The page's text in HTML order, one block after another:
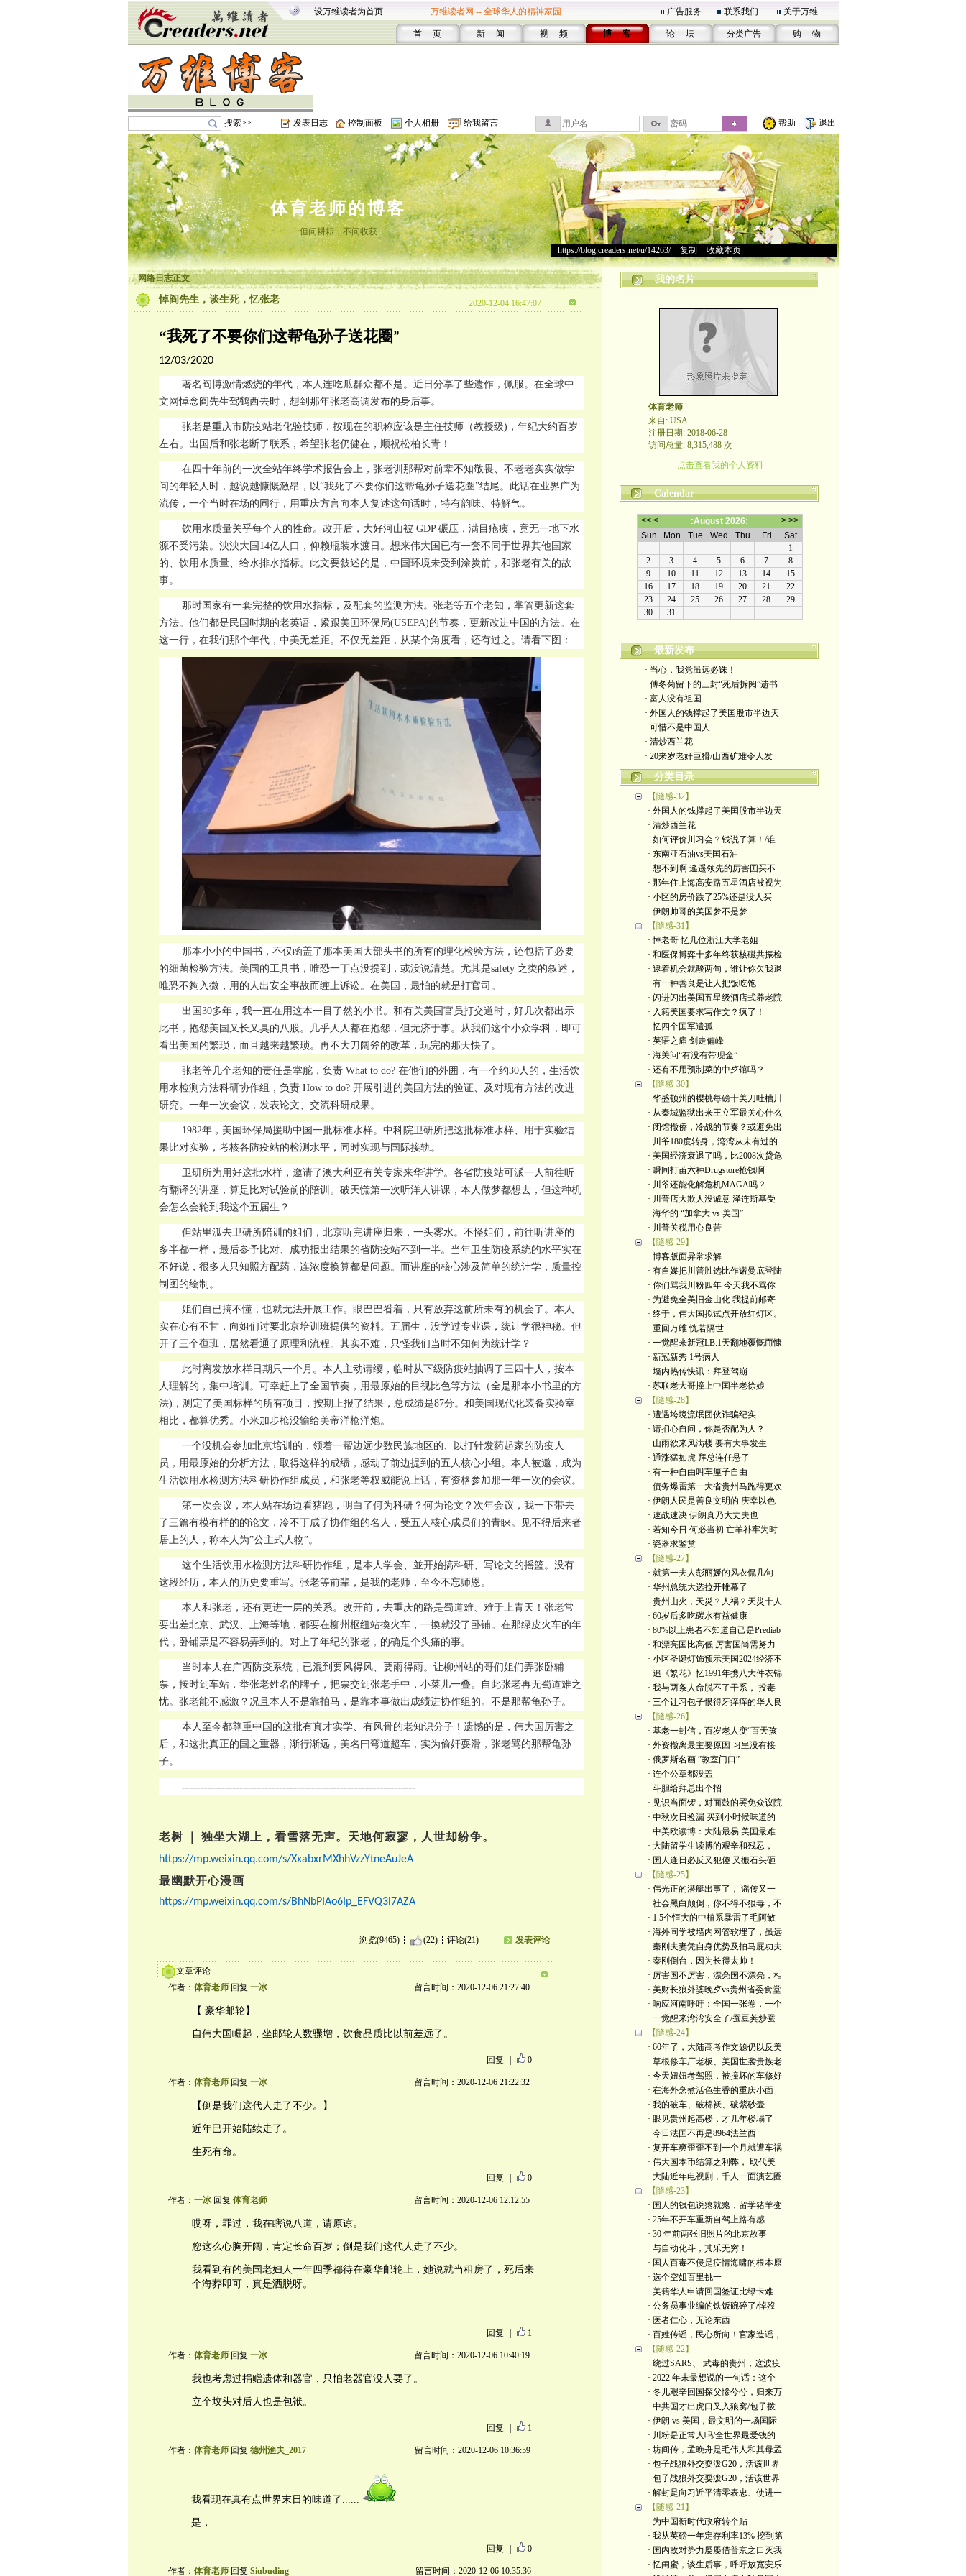
设万维读者为首页 万维读者网 -- 全球华人的精神家园 广告服务 联系我们 关于万维
首 页 新 闻 视 频 博 客 论 坛 分类广告 购 物
搜索>> 发表日志 控制面板 个人相册 给我留言 帮助 退出
体育老师的博客
但问耕耘，不问收获
https://blog.creaders.net/u/14263/> 复制 收藏本页
网络日志正文
悼阎先生，谈生死，忆张老 2020-12-04 16:47:07
“我死了不要你们这帮龟孙子送花圈”
12/03/2020
著名阎博激情燃烧的年代，本人连吃瓜群众都不是。近日分享了些遗作，佩服。在全球中
文网悼念阎先生驾鹤西去时，想到那年张老高调发布的身后事。
张老是重庆市防疫站老化验技师，按现在的职称应该是主任技师（教授级)，年纪大约百岁
左右。出国后和张老断了联系，希望张老仍健在，顺祝松柏长青！
在四十年前的一次全站年终学术报告会上，张老训那帮对前辈不知敬畏、不老老实实做学
问的年轻人时，越说越慷慨激昂，以“我死了不要你们这帮龟孙子送花圈”结尾。此话在业界广为
流传，一个当时在场的同行，用重庆方言向本人复述这句话时，特有韵味、特解气。
饮用水质量关乎每个人的性命。改开后，大好河山被 GDP 碾压，满目疮痍，竟无一地下水
源不受污染。泱泱大国14亿人口，仰赖瓶装水渡日。想来伟大国已有一套不同于世界其他国家
的、饮用水质量、给水排水指标。此文要敍述的是，中国环境未受到涂炭前，和张老有关的故
事。
那时国家有一套完整的饮用水指标，及配套的监测方法。张老等五个老知，掌管更新这套
方法。他们都是民国时期的老英语，紧跟美囯环保局(USEPA)的节奏，更新改进中国的方法。在
这一行，在我们那个年代，中美无差距。不仅无差距，从某个角度看，还有过之。请看下图：
那本小小的中国书，不仅函盖了那本美国大部头书的所有的理化检验方法，还包括了必要
的细菌检验方法。美国的工具书，唯恐一丁点没提到，或没说清楚。尤其是safety 之类的叙述，
唯恐不夠入微，用的人出安全事故而缠上诉讼。在美国，最怕的就是打官司。
出国30多年，我一直在用这本一目了然的小书。和有关美国官员打交道时，好几次都出示
此书，抱怨美国又长又臭的八股。几乎人人都在抱怨，但无济于事。从我们这个小众学科，即可
看出美国的繁琐，而且越来越繁琐。再不大刀阔斧的改革，玩完的那天快了。
张老等几个老知的责任是掌舵，负责 What to do? 在他们的外囲，有一个约30人的，生活饮
用水检测方法科研协作组，负责 How to do? 开展引进的美国方法的验证、及对现有方法的改进
研究。一年一次会议，发表论文、交流科研成果。
1982年，美国环保局援助中国一批标准水样。中科院卫研所把这批标准水样、用于实验结
果比对实验，考核各防疫站的检测水平，同时实现与国际接轨。
卫研所为用好这批水样，邀请了澳大利亚有关专家来华讲学。各省防疫站可派一人前往听
有翻译的讲座，算是比对试验前的陪训。破天慌第一次听洋人讲课，本人做梦都想去，但这种机
会怎么会轮到我这个五届生？
但站里泒去卫研所陪训的姐们，北京听完讲座归来，一头雾水。不怪姐们，前往听讲座的
多半都一样，最后参予比对、成功报出结果的省防疫站不到一半。当年卫生防疫系统的水平实在
不好说，很多人只知照方配药，连浓度换算都是问题。而讲座的核心涉及简单的统计学，质量控
制图的绘制。
姐们自已搞不懂，也就无法开展工作。眼巴巴㸔着，只有放弃这前所未有的机会了。本人
实在心有不甘，向姐们讨要北京培训班提供的资料。五届生，没学过专业课，统计学很神秘。但
开了三个亱班，居然看通了原理和流程。其实不难，只怪我们当时不知何为统计学？
此时离发放水样日期只一个月。本人主动请缨，临时从下级防疫站抽调了三四十人，按本
人理解的，集中培训。可幸赶上了全国节奏，用最原始的目视比色等方法（全是那本小书里的方
法)，测定了美国标样的所有项目，按期上报了结果，总成绩是87分。和美国现代化装备实验室
相比，都算优秀。小米加步枪没输给美帝洋枪洋炮。
一个没机会参加北京培训的，领着一帮边远少数民族地区的、以打针发药起家的防疫人
员，用最原始的分析方法，取得这样的成绩，感动了前边提到的五人核心小组。本人被邀，成为
生活饮用水检测方法科研协作组成员，和张老等权威能说上话，有资格参加那一年一次的会议。
第一次会议，本人站在场边看猪跑，明白了何为科研？何为论文？次年会议，我一下带去
了三篇有模有样的的论文，冷不丁成了协作组的名人，受五人核心成员们的青睐。见不得后来者
居上的人，称本人为”公主式人物”。
这个生活饮用水检测方法科研协作组，是本人学会、並开始搞科研、写论文的摇篮。没有
这段经历，本人的历史要重写。张老等前辈，是我的老师，至今不忘师恩。
本人和张老，还有更进一层的关系。改开前，去重庆的路是蜀道难、难于上青天！张老常
要出差北京、武汉、上海等地，都要在柳州枢纽站換火车，一換就没了卧铺。 在那绿皮火车的年
代，卧铺票是不容易弄到的。 对上了年纪的张老，的确是个头痛的事。
当时本人在广西防疫系统，已混到要风得风、要雨得雨。让柳州站的哥们姐们弄张卧辅
票，按时到车站，举张老姓名的牌子，把票交到张老手中，小菜儿一叠。自此张老再无蜀道难之
忧。张老能不感激？况且本人不是靠拍马，是靠本事做出成绩进协作组的。不是那帮龟孙子。
本人至今都尊重中国的这批有真才实学、有风骨的老知识分子！遗憾的是，伟大国厉害之
后，和这批真正的国之重器，渐行渐远，美名曰弯道超车，实为偷奸耍滑，张老骂的那帮龟孙
子。
-----------------------------------------------------------------
老树 独坐大湖上，看雪落无声。天地何寂寥，人世却纷争。
https://mp.weixin.qq.com/s/XxabxrMXhhVzzYtneAuJeA
最幽默开心漫画
https://mp.weixin.qq.com/s/BhNbPIAo6Ip_EFVQ3l7AZA
浏览(9465) (22) 评论(21) 发表评论
文章评论
作者： 体育老师回复 一冰 留言时间：2020-12-06 21:27:40
【 豪华邮轮】
自伟大国崛起，坐邮轮人数骤增，饮食品质比以前差远了。
回复 0
作者： 体育老师回复 一冰 留言时间：2020-12-06 21:22:32
【倒是我们这代人走了不少。】
近年巳开始陆续走了。
生死有命。
回复 0
作者： 一冰回复 体育老师 留言时间：2020-12-06 12:12:55
哎呀，罪过，我在瞎说八道，请原谅。
您这么心胸开阔，肯定长命百岁；倒是我们这代人走了不少。
我看到有的美国老妇人一年四季都待在豪华邮轮上，她说就当租房了，死后来
个海葬即可，真是洒脱呀。
回复 1
作者： 体育老师回复 一冰 留言时间：2020-12-06 10:40:19
我也考虑过捐赠遗体和器官，只怕老器官没人要了。
立个坟头对后人也是包袱。
回复 1
作者： 体育老师回复 德州渔夫_2017 留言时间：2020-12-06 10:36:59
我看现在真有点世界末日的味道了......
是，
回复 0
作者： 体育老师回复 Siubuding 留言时间：2020-12-06 10:35:36
我的名片
体育老师
来自: USA
注册日期: 2018-06-28
访问总量: 8,315,488 次
点击查看我的个人资料
Calendar
最新发布
· 当心，我党虽远必诛！
· 傅冬菊留下的三封“死后拆阅”遗书
· 富人没有祖囯
· 外国人的钱撑起了美囯股市半边天
· 可惜不是中国人
· 清炒西兰花
· 20来岁老奸巨猾/山西矿难令人发
分类目录
【隨感-32】
· 外国人的钱撑起了美囯股市半边天
· 清炒西兰花
· 如何评价川习会？钱说了算！/谁
· 东南亚石油vs美囯石油
· 想不到啊 遙遥领先的厉害囯买不
· 那年住上海高安路五星酒店被视为
· 小区的房价跌了25%还是没人买
· 伊朗帅哥的美国梦不是梦
【隨感-31】
· 悼老哥 忆几位浙江大学老姐
· 和医保博弈十多年终获核磁共振检
· 逮着机会就酸两句，谁让你欠我退
· 有一种善良是让人把饭吃饱
· 闪进闪出美国五星级酒店式养老院
· 入籍美国要求写作文？疯了！
· 忆四个国军遣孤
· 英语之痛 剑走偏峰
· 海关问“有没有带现金”
· 还有不用预制菜的中歺馆吗？
【隨感-30】
· 华盛顿州的樱桃每磅十美刀吐槽川
· 从秦城监狱出来王立军最关心什么
· 闭馆撤侨，冷战的节奏？或避免出
· 川爷180度转身，湾湾从未有过的
· 美国经济衰退了吗，比2008次贷危
· 瞬间打苖六种Drugstore抢钱啊
· 川爷还能化解危机MAGA吗？
· 川普店大欺人没诚意 泽连斯基受
· 海华的 “加拿大 vs 美国”
· 川普关税用心良苦
【隨感-29】
· 博客版面异常求解
· 有自媒把川普胜选比作诺曼底登陆
· 你们骂我川粉四年 今天我不骂你
· 为避免全美旧金山化 我提前邮寄
· 终于，伟大国拟试点开放红灯区。
· 重回万维 恍若隔世
· 一觉醒来新冠LB.1天翻地覆慨而慷
· 新冠新秀 1号病人
· 墙内热传快讯：拜登驾崩
· 苏联老大哥撞上中囯半老徐娘
【隨感-28】
· 遭遇垮境流氓团伙诈骗纪实
· 请扪心自问，你是否配为人？
· 山雨欲来风满楼 要有大事发生
· 通涨猛如虎 拜总连任悬了
· 有一种自由叫车厘子自由
· 债务爆雷第一大省贵州马跑得更欢
· 伊朗人民是善良文明的 庆幸以色
· 速战速决 伊朗真乃大丈夫也
· 若知今日 何必当初 亡羊补牢为时
· 瓷器求鉴赏
【隨感-27】
· 就第一夫人彭丽媛的风衣侃几句
· 华州总统大选拉开帷幕了
· 贵州山火，天災？人祸？天災十人
· 60岁后多吃碳水有益健康
· 80%以上患者不知道自己是Prediab
· 和漂亮国比高低 厉害国尚需努力
· 小区圣诞灯饰预示美国2024经济不
· 追《繁花》忆1991年携八大件衣锦
· 我与两条人命脱不了干系， 投毒
· 三个让习包子恨得牙痒痒的华人良
【隨感-26】
· 基老一封信，百岁老人变“百天孩
· 外资撤离最主要原因 习皇没有接
· 俄罗斯名画 ”教室门口”
· 连个公章都没盖
· 斗胆给拜总出个招
· 见识当面锣，对面鼓的罢免众议院
· 中秋次日捡漏 买到小时候味道的
· 中美欧读博：大陆最易 美国最难
· 大陆留学生读博的艰辛和残忍，
· 国人逢日必反又犯傻 又搬石头砸
【隨感-25】
· 伟光正的潜艇出事了， 谣传又一
· 社会黑白颠倒，你不得不狠毒，不
· 1.5个恒大的中植系暴雷了毛阿敏
· 海外同学被墙内网管软埋了，虽远
· 秦刚夫妻凭自身优势及拍马屁功夫
· 秦刚倒台，因为长得太帅！
· 厉害国不厉害，漂亮国不漂亮，相
· 美财长狼外婆晚歺vs贵州省委食堂
· 响应河南呼吁：全国一张卷，一个
· 一觉醒来湾湾安全了/蚕豆荚炒蚕
【隨感-24】
· 60年了，大陆高考作文题仍以反美
· 草根修车厂老板、美国世袭贵族老
· 今天妞妞考驾照，被撞坏的车修好
· 在海外烹煮活色生香的重庆小面
· 我的破车、破棉袄、破紫砂壶
· 眼见贵州起高楼，才几年楼塌了
· 今日法国不再是8964法兰西
· 复开车爽歪歪不到一个月就遭车祸
· 伟大国本币结算之利弊， 取代美
· 大陆近年电视剧，千人一面演艺圈
【隨感-23】
· 国人的钱包说瘪就瘪，留学猪羊变
· 25年不开车重新自驾上路有感
· 30 年前两张旧照片的北京故事
· 与自动化斗，其乐无穷！
· 国人百毒不侵是疫情海啸的根本原
· 选个空姐百里挑一
· 美籍华人申请回国签证比绿卡难
· 公务员事业编的铁饭碗碎了/悼歿
· 医者仁心，无论东西
· 百姓传谣，民心所向！官家造谣，
【随感-22】
· 绕过SARS、 武毒的贵州，这波疫
· 2022 年末最想说的一句话：这个
· 冬儿艰辛回国探父慘兮兮，归来万
· 中共国才出虎口又入狼窝/包子拨
· 伊朗 vs 美国，最文明的一场国际
· 川粉是正常人吗/全世界最爱钱的
· 坊间传，孟晚舟是毛伟人和其母孟
· 包子战狼外交耍泼G20，活该世界
· 包子战狼外交耍泼G20，活该世界
· 解封是向习近平清零表忠、使进一
【随感-21】
· 为中国新时代政府转个贴
· 我从英磅一年定存利率13% 挖到第
· 国内敌对势力屡屡借普京之口灭我
· 忆闺蜜，谈生后事，呼吁放宽安乐